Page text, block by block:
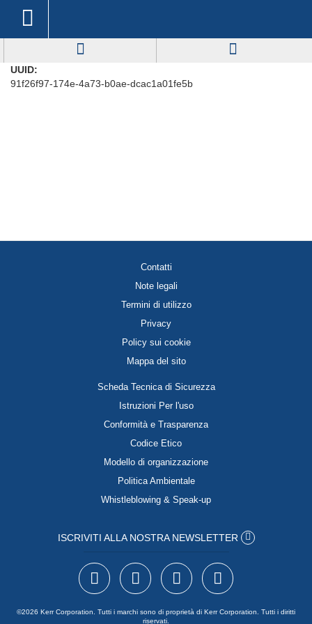
UUID:
91f26f97-174e-4a73-b0ae-dcac1a01fe5b
Contatti
Note legali
Termini di utilizzo
Privacy
Policy sui cookie
Mappa del sito
Scheda Tecnica di Sicurezza
Istruzioni Per l'uso
Conformità e Trasparenza
Codice Etico
Modello di organizzazione
Politica Ambientale
Whistleblowing & Speak-up
ISCRIVITI ALLA NOSTRA NEWSLETTER
©2026 Kerr Corporation. Tutti i marchi sono di proprietà di Kerr Corporation. Tutti i diritti
riservati.